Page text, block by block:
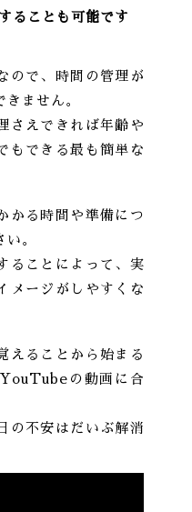
ることも可能です
ので、時間の管理が
ません。
さえできれば年齢や
もできる最も簡単な
かる時間や準備につ
。
ることによって、実
メージがしやすくな
えることから始まる
の動画に合
の不安はだいぶ解消